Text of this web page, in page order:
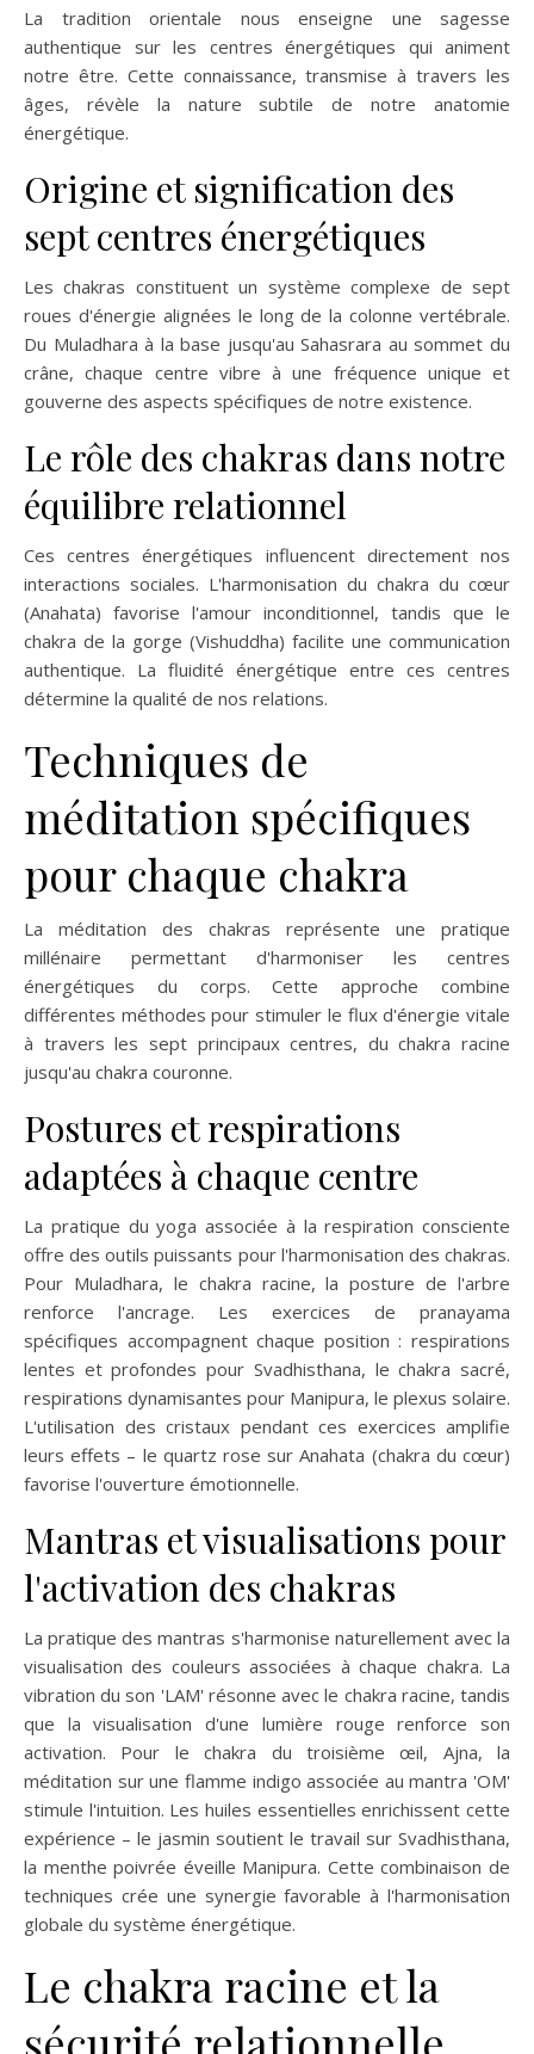
La tradition orientale nous enseigne une sagesse
authentique sur les centres énergétiques qui animent
notre être. Cette connaissance, transmise à travers les
âges, révèle la nature subtile de notre anatomie
énergétique.
Origine et signification des
sept centres énergétiques
Les chakras constituent un système complexe de sept
roues d'énergie alignées le long de la colonne vertébrale.
Du Muladhara à la base jusqu'au Sahasrara au sommet du
crâne, chaque centre vibre à une fréquence unique et
gouverne des aspects spécifiques de notre existence.
Le rôle des chakras dans notre
équilibre relationnel
Ces centres énergétiques influencent directement nos
interactions sociales. L'harmonisation du chakra du cœur
(Anahata) favorise l'amour inconditionnel, tandis que le
chakra de la gorge (Vishuddha) facilite une communication
authentique. La fluidité énergétique entre ces centres
détermine la qualité de nos relations.
Techniques de
méditation spécifiques
pour chaque chakra
La méditation des chakras représente une pratique
millénaire permettant d'harmoniser les centres
énergétiques du corps. Cette approche combine
différentes méthodes pour stimuler le flux d'énergie vitale
à travers les sept principaux centres, du chakra racine
jusqu'au chakra couronne.
Postures et respirations
adaptées à chaque centre
La pratique du yoga associée à la respiration consciente
offre des outils puissants pour l'harmonisation des chakras.
Pour Muladhara, le chakra racine, la posture de l'arbre
renforce l'ancrage. Les exercices de pranayama
spécifiques accompagnent chaque position : respirations
lentes et profondes pour Svadhisthana, le chakra sacré,
respirations dynamisantes pour Manipura, le plexus solaire.
L'utilisation des cristaux pendant ces exercices amplifie
leurs effets – le quartz rose sur Anahata (chakra du cœur)
favorise l'ouverture émotionnelle.
Mantras et visualisations pour
l'activation des chakras
La pratique des mantras s'harmonise naturellement avec la
visualisation des couleurs associées à chaque chakra. La
vibration du son 'LAM' résonne avec le chakra racine, tandis
que la visualisation d'une lumière rouge renforce son
activation. Pour le chakra du troisième œil, Ajna, la
méditation sur une flamme indigo associée au mantra 'OM'
stimule l'intuition. Les huiles essentielles enrichissent cette
expérience – le jasmin soutient le travail sur Svadhisthana,
la menthe poivrée éveille Manipura. Cette combinaison de
techniques crée une synergie favorable à l'harmonisation
globale du système énergétique.
Le chakra racine et la